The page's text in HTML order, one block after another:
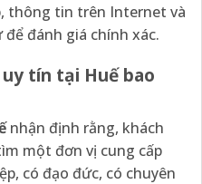
thông tin trên Internet và
đánh giá chính xác.
tín tại Huế bao
nhận định rằng, khách
một đơn vị cung cấp
có đạo đức, có chuyên